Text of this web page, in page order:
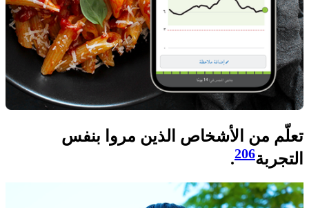
تعلّم من الأشخاص الذين مروا بنفس
التجربة206
.​